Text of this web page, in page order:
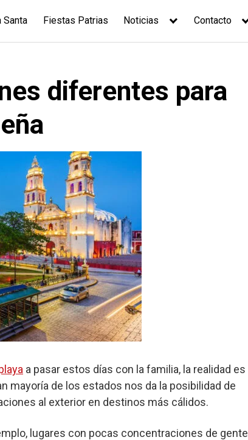
Santa Fiestas Patrias Noticias Contacto
diferentes para
a pasar estos días con la familia, la realidad es
mayoría de los estados nos da la posibilidad de
al exterior en destinos más cálidos.
lugares con pocas concentraciones de gente